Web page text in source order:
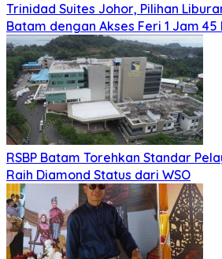
Trinidad Suites Johor, Pilihan
Batam dengan Akses Feri 1 Jam 45
RSBP Batam Torehkan Standar
Raih Diamond Status dari WSO